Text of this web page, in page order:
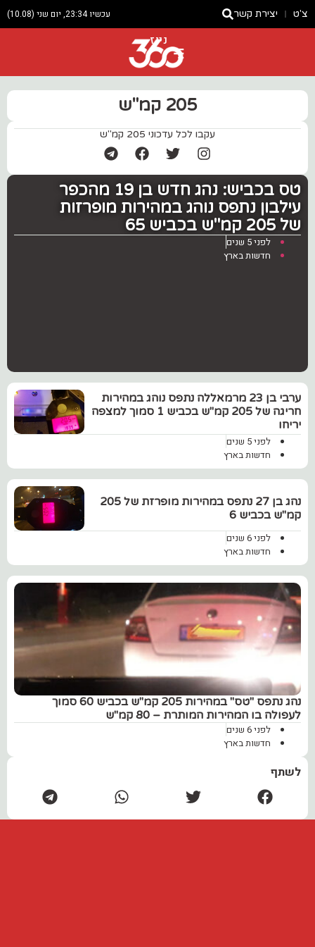
צ'ט יצירת קשר עכשיו 23:34, יום שני (10.08)
ניוז
205 קמ"ש
עקבו לכל עדכוני 205 קמ"ש
טס בכביש: נהג חדש בן 19 מהכפר
עילבון נתפס נוהג במהירות מופרזות
של 205 קמ"ש בכביש 65
לפני 5 שנים
חדשות בארץ
ערבי בן 23 מרמאללה נתפס נוהג במהירות
חריגה של 205 קמ"ש בכביש 1 סמוך למצפה
יריחו
לפני 5 שנים
חדשות בארץ
נהג בן 27 נתפס במהירות מופרזת של 205
קמ"ש בכביש 6
לפני 6 שנים
חדשות בארץ
נהג נתפס "טס" במהירות 205 קמ"ש בכביש 60 סמוך
לעפולה בו המהירות המותרת – 80 קמ"ש
לפני 6 שנים
חדשות בארץ
לשתף